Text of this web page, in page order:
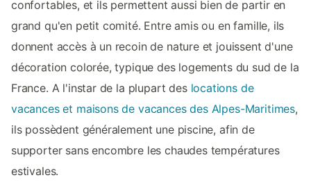
confortables, et ils permettent aussi bien de partir en
grand qu'en petit comité. Entre amis ou en famille, ils
donnent accès à un recoin de nature et jouissent d'une
décoration colorée, typique des logements du sud de la
France. A l'instar de la plupart des locations de
vacances et maisons de vacances des Alpes-Maritimes,
ils possèdent généralement une piscine, afin de
supporter sans encombre les chaudes températures
estivales.